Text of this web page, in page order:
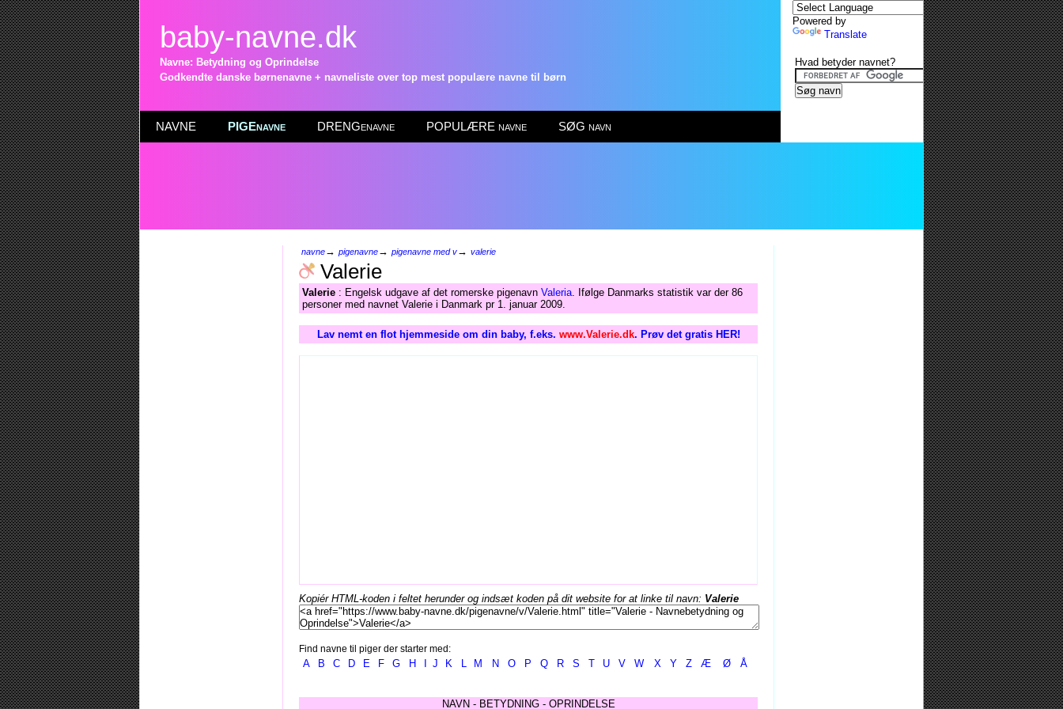
baby-navne.dk
Navne: Betydning og Oprindelse
Godkendte danske børnenavne + navneliste over top mest populære navne til børn
NAVNE PIGEnavne DRENGenavne POPULÆRE navne SØG navn
navne→ pigenavne→ pigenavne med v→ valerie
Valerie
Valerie : Engelsk udgave af det romerske pigenavn Valeria. Ifølge Danmarks statistik var der 86
personer med navnet Valerie i Danmark pr 1. januar 2009.
Lav nemt en flot hjemmeside om din baby, f.eks. www.Valerie.dk. Prøv det gratis HER!
Kopiér HTML-koden i feltet herunder og indsæt koden på dit website for at linke til navn: Valerie
Find navne til piger der starter med:
A B C D E F G H J K L M N O P Q R S T U V W X Y Z Æ Ø Å
NAVN - BETYDNING - OPRINDELSE
Powered by
Translate
Hvad betyder navnet?